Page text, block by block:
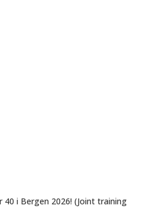
40 i Bergen 2026! (Joint training